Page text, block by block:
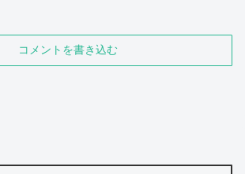
コメントを書き込む